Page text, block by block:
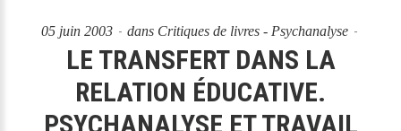
05 juin 2003 dans Critiques de livres - Psychanalyse
LE TRANSFERT DANS LA
RELATION ÉDUCATIVE.
PSYCHANALYSE ET TRAVAIL